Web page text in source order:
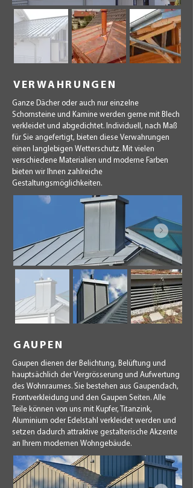
VERWAHRUNGEN
Ganze Dächer oder auch nur einzelne
Schornsteine und Kamine werden gerne mit Blech
verkleidet und abgedichtet. Individuell, nach Maß
für Sie angefertigt, bieten diese Verwahrungen
einen langlebigen Wetterschutz. Mit vielen
verschiedene Materialien und moderne Farben
bieten wir Ihnen zahlreiche
Gestaltungsmöglichkeiten.
GAUPEN
Gaupen dienen der Belichtung, Belüftung und
hauptsächlich der Vergrösserung und Aufwertung
des Wohnraumes. Sie bestehen aus Gaupendach,
Frontverkleidung und den Gaupen Seiten. Alle
Teile können von uns mit Kupfer, Titanzink,
Aluminium oder Edelstahl verkleidet werden und
setzen dadurch attraktive gestalterische Akzente
an Ihrem modernen Wohngebäude.